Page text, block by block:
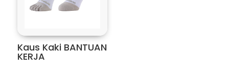
Kaus Kaki BANTUAN
KERJA